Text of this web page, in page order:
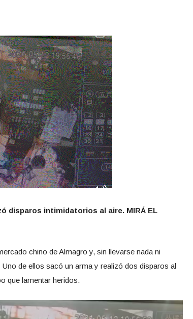
disparos intimidatorios al aire. MIRÁ EL
chino de Almagro y, sin llevarse nada ni
de ellos sacó un arma y realizó dos disparos al
que lamentar heridos.